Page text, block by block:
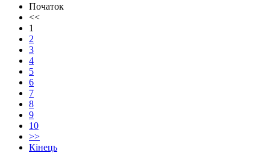
Початок
<<
1
2
3
4
5
6
7
8
9
10
>>
Кінець